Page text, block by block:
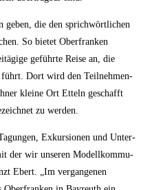
geben, die den sprich­wört­li­chen
So bie­tet Ober­fran­ken
geführ­te Rei­se an, die
führt. Dort wird den Teil­neh­men­
klei­ne Ort Etteln geschafft
zu werden.
Exkur­sio­nen und Unter­
der wir unse­ren Modell­kom­mu­
Ebert. „Im ver­gan­ge­nen